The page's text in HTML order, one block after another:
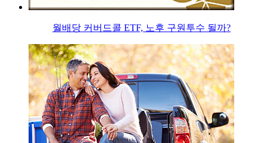
월배당 커버드콜 ETF, 노후 구원투수 될까?